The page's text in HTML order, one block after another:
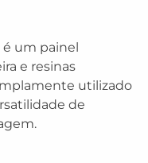
um painel
e resinas
utilizado
de